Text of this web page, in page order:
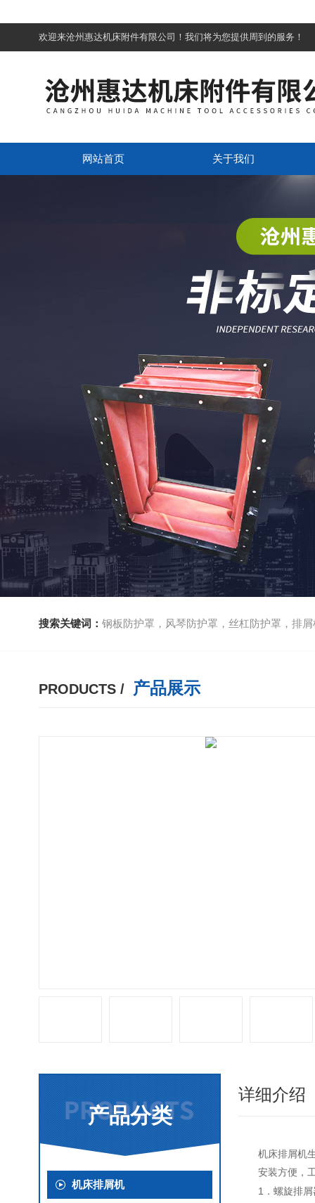
欢迎来沧州惠达机床附件有限公司！我们将为您提供周到的服务！
网站首页 关于我们
搜索关键词： 钢板防护罩，风琴防护罩，丝杠防护罩，排屑机
PRODUCTS / 产品展示
产品分类
机床排屑机
详细介绍
机床排屑机
安装方便，
1．螺旋排